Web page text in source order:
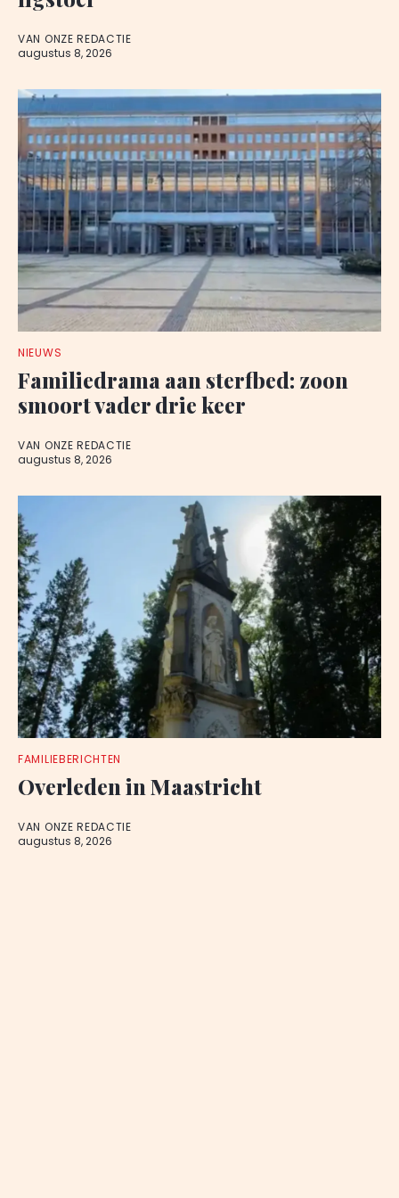
VAN ONZE REDACTIE
augustus 8, 2026
NIEUWS
Familiedrama aan sterfbed: zoon
smoort vader drie keer
VAN ONZE REDACTIE
augustus 8, 2026
FAMILIEBERICHTEN
Overleden in Maastricht
VAN ONZE REDACTIE
augustus 8, 2026